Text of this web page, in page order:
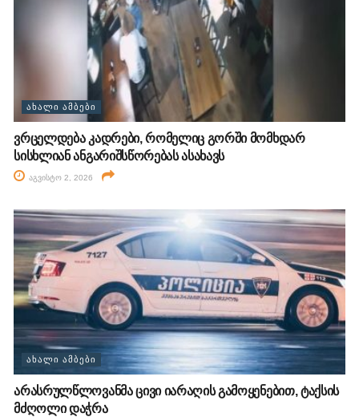
ᲐᲮᲐᲚᲘ ᲐᲛᲑᲔᲑᲘ
ვრცელდება კადრები, რომელიც გორში მომხდარ
სისხლიან ანგარიშსწორებას ასახავს
აგვისტო 2, 2026
ᲐᲮᲐᲚᲘ ᲐᲛᲑᲔᲑᲘ
არასრულწლოვანმა ცივი იარაღის გამოყენებით, ტაქსის
მძღოლი დაჭრა